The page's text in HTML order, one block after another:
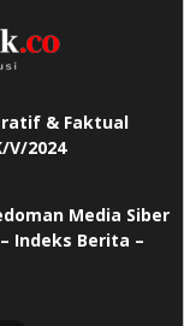
& Faktual
V/2024
Media Siber
Indeks Berita –